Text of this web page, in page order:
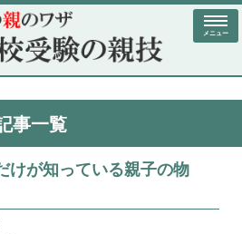
メニュー
事一覧
けが知っている親子の物